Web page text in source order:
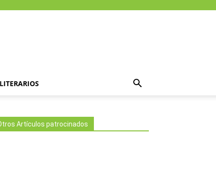
Artículos patrocinados